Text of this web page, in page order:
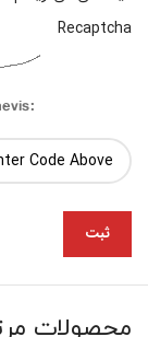
Recaptcha
محصولات